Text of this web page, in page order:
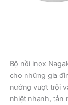
Bộ nồi inox
cho những gia
nướng vượt trội
nhiệt nhanh, tản